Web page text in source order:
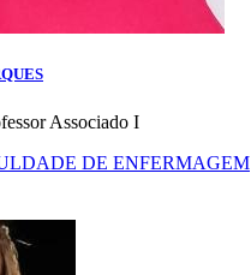
Associado I
DE ENFERMAGEM